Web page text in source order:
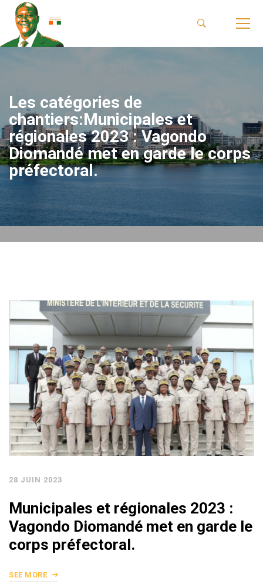
Les catégories de
chantiers:Municipales et
régionales 2023 : Vagondo
Diomandé met en garde le corps
préfectoral.
28 JUIN 2023
Municipales et régionales 2023 :
Vagondo Diomandé met en garde le
corps préfectoral.
SEE MORE